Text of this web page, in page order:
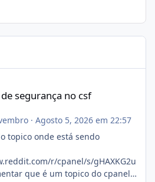
segurança no csf
· Agosto 5, 2026 em 22:57
topico onde está sendo
r/cpanel/s/gHAXKG2u
que é um topico do cpanel...